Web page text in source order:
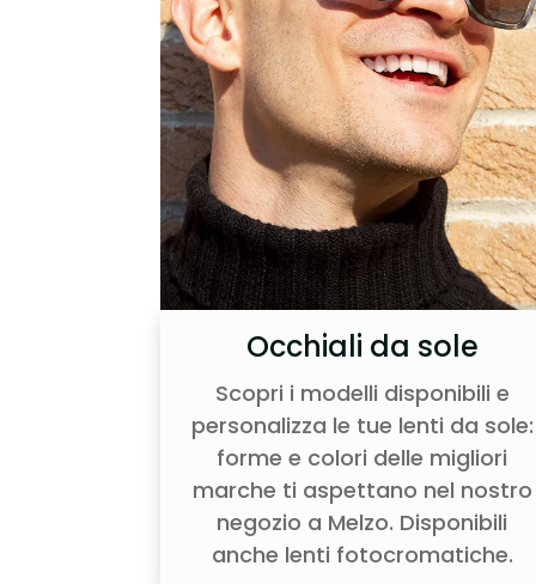
Occhiali da sole
Scopri i modelli disponibili e
personalizza le tue lenti da sole:
forme e colori delle migliori
marche ti aspettano nel nostro
negozio a Melzo. Disponibili
anche lenti fotocromatiche.